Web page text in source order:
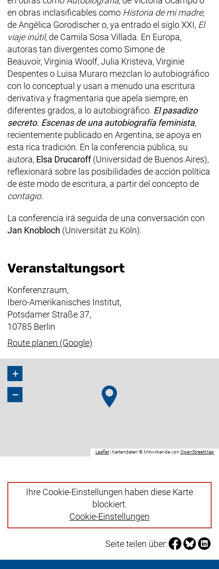
en obras inclasificables como Historia de mi madre,
de Angélica Gorodischer o, ya entrado el siglo XXI, El
viaje inútil, de Camila Sosa Villada. En Europa,
autoras tan divergentes como Simone de
Beauvoir, Virginia Woolf, Julia Kristeva, Virginie
Despentes o Luisa Muraro mezclan lo autobiográfico
con lo conceptual y usan a menudo una escritura
derivativa y fragmentaria que apela siempre, en
diferentes grados, a lo autobiográfico. El pasadizo
secreto. Escenas de una autobiografía feminista,
recientemente publicado en Argentina, se apoya en
esta rica tradición. En la conferencia pública, su
autora, Elsa Drucaroff(Universidad de Buenos Aires),
reflexionará sobre las posibilidades de acción política
de este modo de escritura, a partir del concepto de
contagio.
La conferencia irá seguida de una conversación con
Jan Knobloch (Universität zu Köln).
Veranstaltungsort
Konferenzraum,
Ibero-Amerikanisches Institut,
Potsdamer Straße 37,
10785 Berlin
Route planen (Google)
+
−
Leaflet(externer Link, öffnet neues Fenster).
|Kartendaten © Mitwirkende von OpenStreetMap
Ihre Cookie-Einstellungen haben diese Karte
blockiert.
Cookie-Einstellungen
Seite teilen über:Seite über
Seite